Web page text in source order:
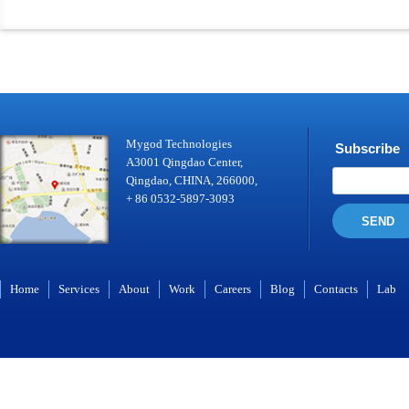
Mygod Technologies
A3001 Qingdao Center,
Qingdao, CHINA, 266000,
+ 86 0532-5897-3093
Subscribe
SEND
Home Services About Work Careers Blog Contacts Lab